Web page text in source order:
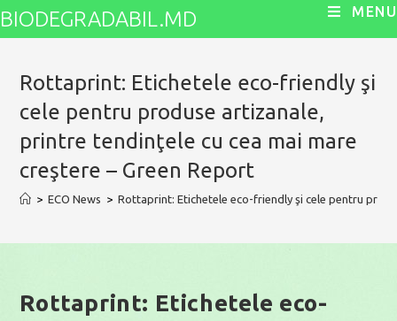
Skip
BIODEGRADABIL.MD MENU
Rottaprint: Etichetele eco-friendly şi
cele pentru produse artizanale,
printre tendinţele cu cea mai mare
creştere – Green Report
> ECO News > Rottaprint: Etichetele eco-friendly şi cele pentru
Rottaprint: Etichetele eco-